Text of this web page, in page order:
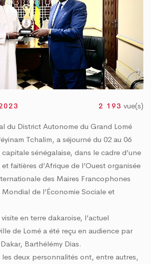
2 193 vue(s)
du District Autonome du Grand Lomé
Tchalim, a séjourné du 02 au 06
sénégalaise, dans le cadre d’une
faitières d’Afrique de l’Ouest organisée
des Maires Francophones
de l’Économie Sociale et
en terre dakaroise, l’actuel
de Lomé a été reçu en audience par
Barthélémy Dias.
les deux personnalités ont, entre autres,